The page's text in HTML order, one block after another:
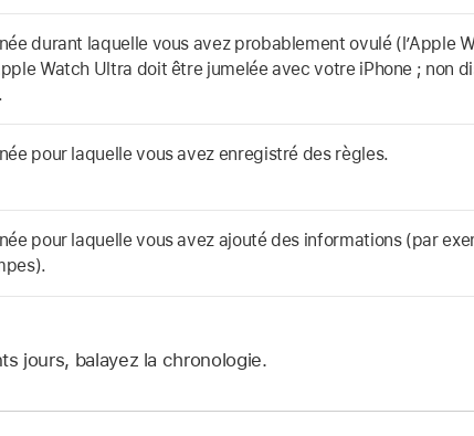
durant laquelle vous avez probablement ovulé (l’Apple
Watch Ultra doit être jumelée avec votre iPhone ; non
pour laquelle vous avez enregistré des règles.
pour laquelle vous avez ajouté des informations (par
jours, balayez la chronologie.